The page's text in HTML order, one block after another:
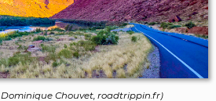
Dominique Chouvet, roadtrippin.fr)